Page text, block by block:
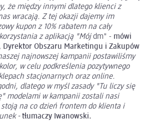
że między innymi dlatego klienci z
wracają. Z tej okazji dajemy im
kupon z 10% rabatem na cały
z aplikacją "Mójdm" - mówi
Dyrektor Obszaru Marketingu i Zakupów
najnowszej kampanii postawiliśmy
w celu podkreślenia pozytywnego
stacjonarnych oraz online.
dlatego w myśl zasady "Tu liczy się
modelami w kampanii zostali nasi
stoją na co dzień frontem do klienta i
-tłumaczy Iwanowski.